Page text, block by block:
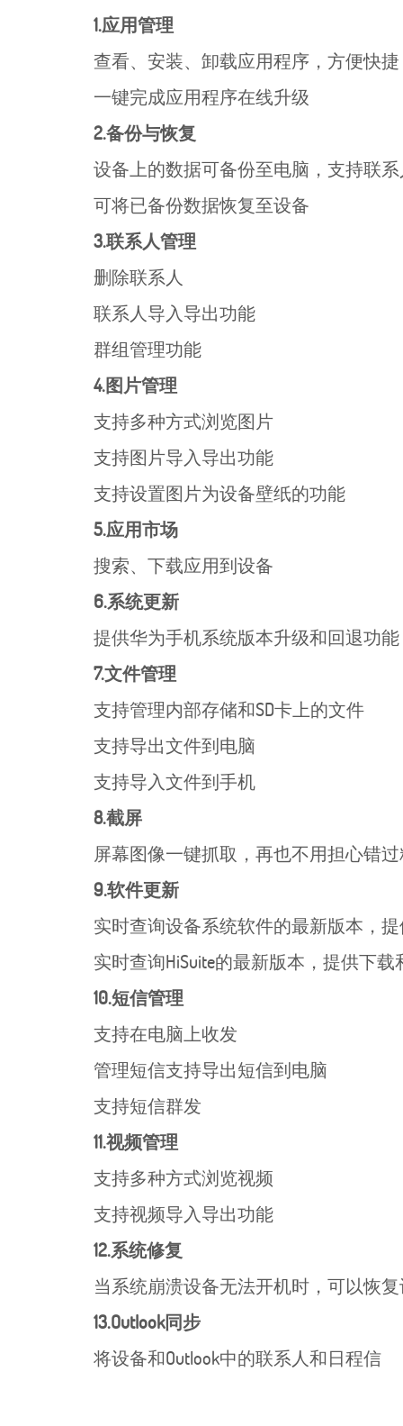
1.应用管理
查看、安装、卸载应用程序，方便快捷
一键完成应用程序在线升级
2.备份与恢复
设备上的数据可备份至电脑，支持联系
可将已备份数据恢复至设备
3.联系人管理
删除联系人
联系人导入导出功能
群组管理功能
4.图片管理
支持多种方式浏览图片
支持图片导入导出功能
支持设置图片为设备壁纸的功能
5.应用市场
搜索、下载应用到设备
6.系统更新
提供华为手机系统版本升级和回退功能
7.文件管理
支持管理内部存储和SD卡上的文件
支持导出文件到电脑
支持导入文件到手机
8.截屏
屏幕图像一键抓取，再也不用担心错
9.软件更新
实时查询设备系统软件的最新版本，
实时查询HiSuite的最新版本，提供下载
10.短信管理
支持在电脑上收发
管理短信支持导出短信到电脑
支持短信群发
11.视频管理
支持多种方式浏览视频
支持视频导入导出功能
12.系统修复
当系统崩溃设备无法开机时，可以恢
13.Outlook同步
将设备和Outlook中的联系人和日程信